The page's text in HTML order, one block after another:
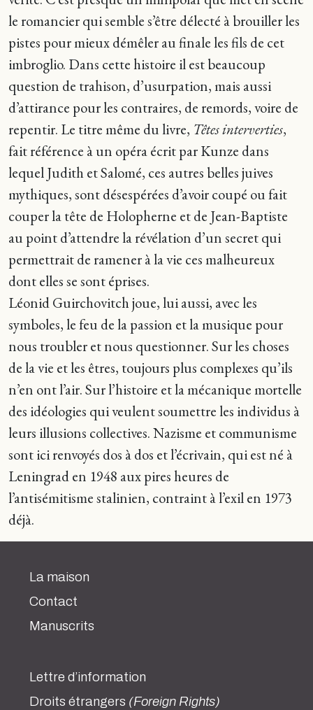
le romancier qui semble s’être délecté à brouiller les
pistes pour mieux démêler au finale les fils de cet
imbroglio. Dans cette histoire il est beaucoup
question de trahison, d’usurpation, mais aussi
d’attirance pour les contraires, de remords, voire de
repentir. Le titre même du livre, Têtes interverties,
fait référence à un opéra écrit par Kunze dans
lequel Judith et Salomé, ces autres belles juives
mythiques, sont désespérées d’avoir coupé ou fait
couper la tête de Holopherne et de Jean-Baptiste
au point d’attendre la révélation d’un secret qui
permettrait de ramener à la vie ces malheureux
dont elles se sont éprises.
Léonid Guirchovitch joue, lui aussi, avec les
symboles, le feu de la passion et la musique pour
nous troubler et nous questionner. Sur les choses
de la vie et les êtres, toujours plus complexes qu’ils
n’en ont l’air. Sur l’histoire et la mécanique mortelle
des idéologies qui veulent soumettre les individus à
leurs illusions collectives. Nazisme et communisme
sont ici renvoyés dos à dos et l’écrivain, qui est né à
Leningrad en 1948 aux pires heures de
l’antisémitisme stalinien, contraint à l’exil en 1973
déjà.
La maison
Contact
Manuscrits
Lettre d’information
Droits étrangers (Foreign Rights)